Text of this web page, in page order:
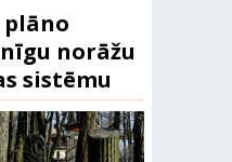
plāno
norāžu
sistēmu